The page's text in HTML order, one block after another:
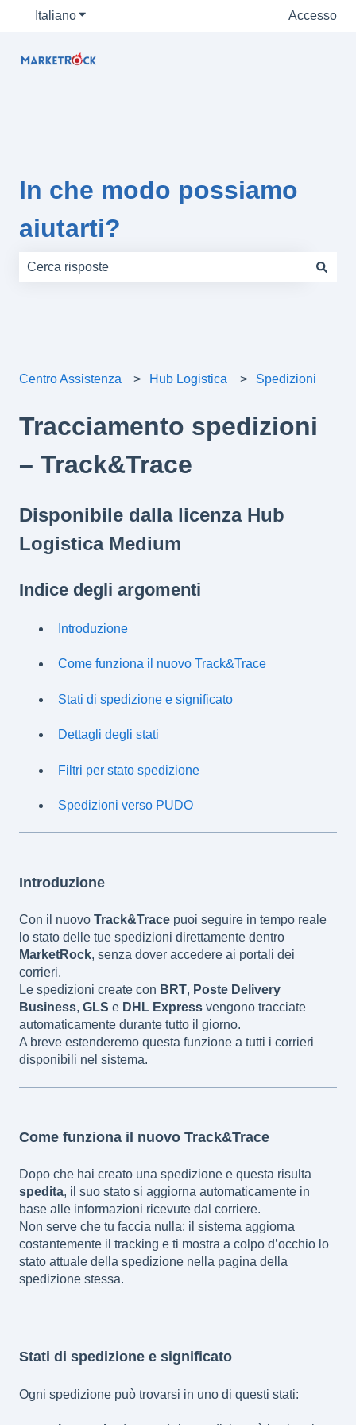
ItalianoMostra sottomenu per le traduzioni Accesso
In che modo possiamo
aiutarti?
Centro Assistenza Hub Logistica Spedizioni
Tracciamento spedizioni
– Track&Trace
Disponibile dalla licenza Hub
Logistica Medium
Indice degli argomenti
Introduzione
Come funziona il nuovo Track&Trace
Stati di spedizione e significato
Dettagli degli stati
Filtri per stato spedizione
Spedizioni verso PUDO
Introduzione
Con il nuovo Track&Trace puoi seguire in tempo reale
lo stato delle tue spedizioni direttamente dentro
MarketRock, senza dover accedere ai portali dei
corrieri.
Le spedizioni create con BRT, Poste Delivery
Business, GLS e DHL Express vengono tracciate
automaticamente durante tutto il giorno.
A breve estenderemo questa funzione a tutti i corrieri
disponibili nel sistema.
Come funziona il nuovo Track&Trace
Dopo che hai creato una spedizione e questa risulta
spedita, il suo stato si aggiorna automaticamente in
base alle informazioni ricevute dal corriere.
Non serve che tu faccia nulla: il sistema aggiorna
costantemente il tracking e ti mostra a colpo d’occhio lo
stato attuale della spedizione nella pagina della
spedizione stessa.
Stati di spedizione e significato
Ogni spedizione può trovarsi in uno di questi stati: